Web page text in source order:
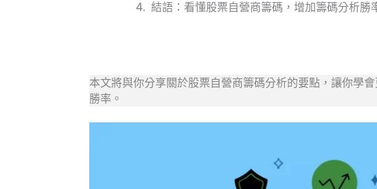
結語：看懂股票自營商籌碼，增加籌碼分析勝
本文將與你分享關於股票自營商籌碼分析的要點，讓你學
勝率。